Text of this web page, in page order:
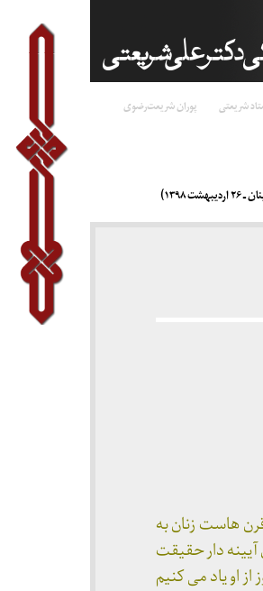
شریعتی پوران شریعت‌رضوی
۱۳۹۸)
هاست زنان به
آیینه دار حقیقت
او یاد می کنیم